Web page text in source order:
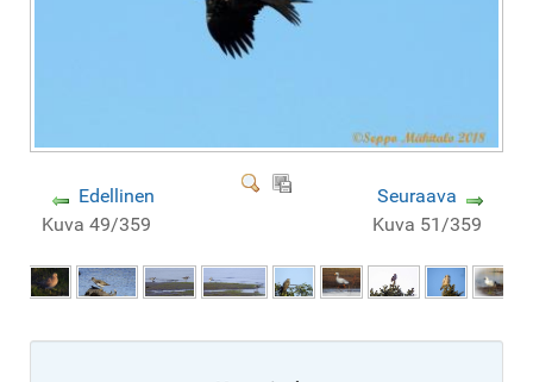
Edellinen
Kuva 49/359
Seuraava
Kuva 51/359